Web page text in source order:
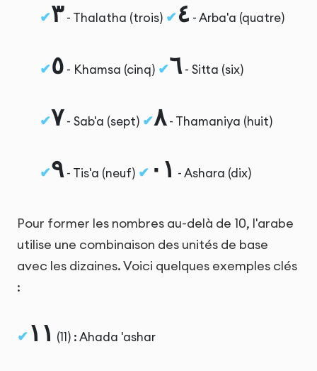
٣ - Thalatha (trois) ٤ - Arba'a (quatre)
٥ - Khamsa (cinq) ٦- Sitta (six)
٧ - Sab'a (sept) ٨- Thamaniya (huit)
٩- Tis'a (neuf) ١٠ - Ashara (dix)
Pour former les nombres au-delà de 10, l'arabe
utilise une combinaison des unités de base
avec les dizaines. Voici quelques exemples clés
:
١١ (11) : Ahada 'ashar